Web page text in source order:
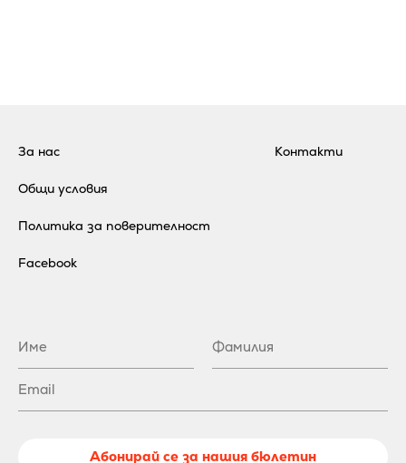
За нас
Общи условия
Политика за поверителност
Контакти
Facebook
Абонирай се за нашия бюлетин